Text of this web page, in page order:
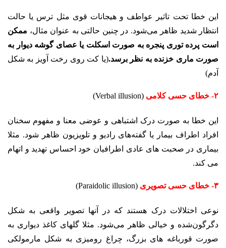
این خطا تحت تاثیر عواطف و هیجانات قوی مثل ترس یا حالت
انتظار شدید ظاهر می‌شود. در چنین حالتی به عنوان مثال، ممکن
است پرده توری پنجره به صورت اسکلت یا عصای گوشه دیوار به
صورت ماری خزنده به نظر برسد.(یا کت روی رخت آویز به شکل
آدم)
۲- خطای حسی کلامی (Verbal illusion)
این خطا به صورت درک اشتباهی و عوضی معنا و مفهوم سخنان
افراد اطراف بیمار یا گفته‌های رادیو و تلویزیون ظاهر شود. مثلا
بیماری در صحبت های عادی اطرافیان خود احساس تهدید و اتهام
می کند.
۳- خطای حسی تصویری (Paraidolic illusion)
نوعی اختلالات درک هستند که در آنها تصویر واقعی به شکل
دگرگون‌شده و خیالی ظاهر می‌شود. مثلا گلهای کاغذ دیواری به
صورت قورباغه های بزرگ، چراغ رومیزی به شکل مارمولکی